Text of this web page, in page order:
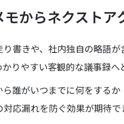
からネクスト
書きや、社内独自の略語
りやすい客観的な議事録へ
ら誰がいつまでに何をする
応漏れを防ぐ効果が期待で